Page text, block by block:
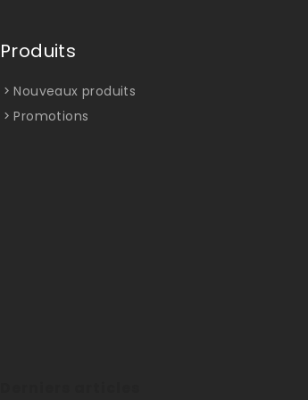
Produits
Nouveaux produits
Promotions